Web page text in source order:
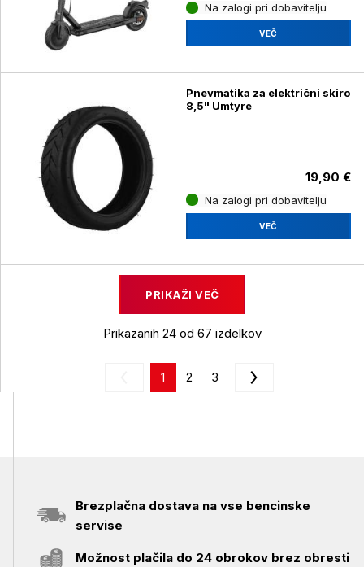
Na zalogi pri dobavitelju
VEČ
Pnevmatika za električni skiro
8,5" Umtyre
19,90 €
Na zalogi pri dobavitelju
VEČ
PRIKAŽI VEČ
Prikazanih 24 od 67 izdelkov
1 2 3
Brezplačna dostava na vse bencinske
servise
Možnost plačila do 24 obrokov brez obresti